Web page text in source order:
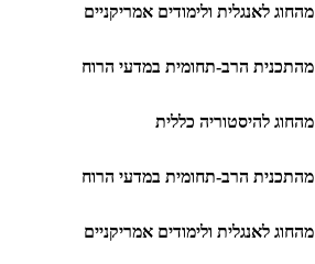
מהחוג לאנגלית ולימודים אמריקניים
מהתכנית הרב-תחומית במדעי הרוח
מהחוג להיסטוריה כללית
מהתכנית הרב-תחומית במדעי הרוח
מהחוג לאנגלית ולימודים אמריקניים